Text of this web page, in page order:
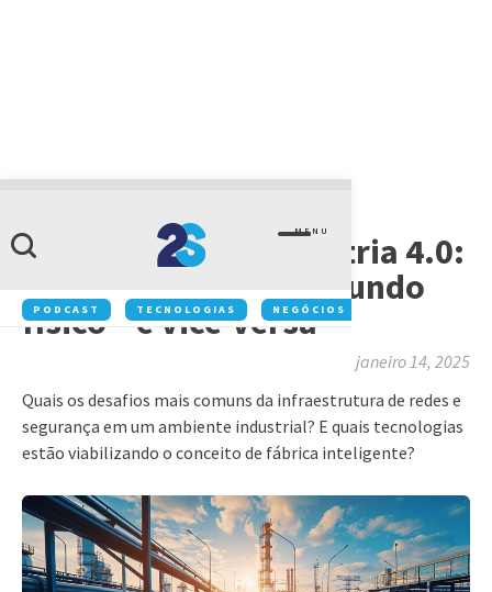
MENU
PODCAST TECNOLOGIAS NEGÓCIOS
Paradigmas da indústria 4.0:
levando a TI para o mundo
físico – e vice-versa
janeiro 14, 2025
Quais os desafios mais comuns da infraestrutura de redes e
segurança em um ambiente industrial? E quais tecnologias
estão viabilizando o conceito de fábrica inteligente?